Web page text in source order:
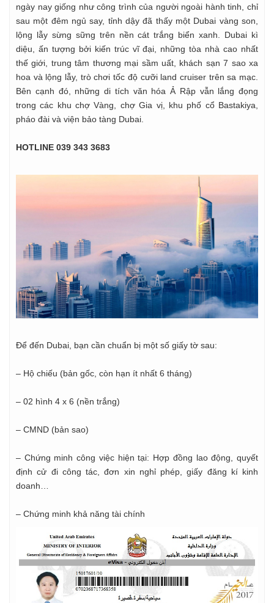
ngày nay giống như công trình của người ngoài hành tinh, chỉ
sau một đêm ngủ say, tỉnh dậy đã thấy một Dubai vàng son,
lộng lẫy sừng sững trên nền cát trắng biển xanh. Dubai kì
diệu, ấn tượng bởi kiến trúc vĩ đại, những tòa nhà cao nhất
thế giới, trung tâm thương mại sầm uất, khách sạn 7 sao xa
hoa và lộng lẫy, trò chơi tốc độ cưỡi land cruiser trên sa mạc.
Bên cạnh đó, những di tích văn hóa Ả Rập vẫn lắng đọng
trong các khu chợ Vàng, chợ Gia vị, khu phố cổ Bastakiya,
pháo đài và viện bảo tàng Dubai.
HOTLINE 039 343 3683
Để đến Dubai, bạn cần chuẩn bị một số giấy tờ sau:
– Hộ chiếu (bản gốc, còn hạn ít nhất 6 tháng)
– 02 hình 4 x 6 (nền trắng)
– CMND (bản sao)
– Chứng minh công việc hiện tại: Hợp đồng lao động, quyết
định cử đi công tác, đơn xin nghỉ phép, giấy đăng kí kinh
doanh…
– Chứng minh khả năng tài chính